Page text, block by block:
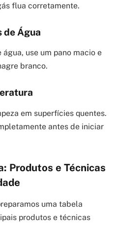
flua corretamente.
de Água
use um pano macio e
branco.
em superfícies quentes.
antes de iniciar
Produtos e Técnicas
uma tabela
produtos e técnicas